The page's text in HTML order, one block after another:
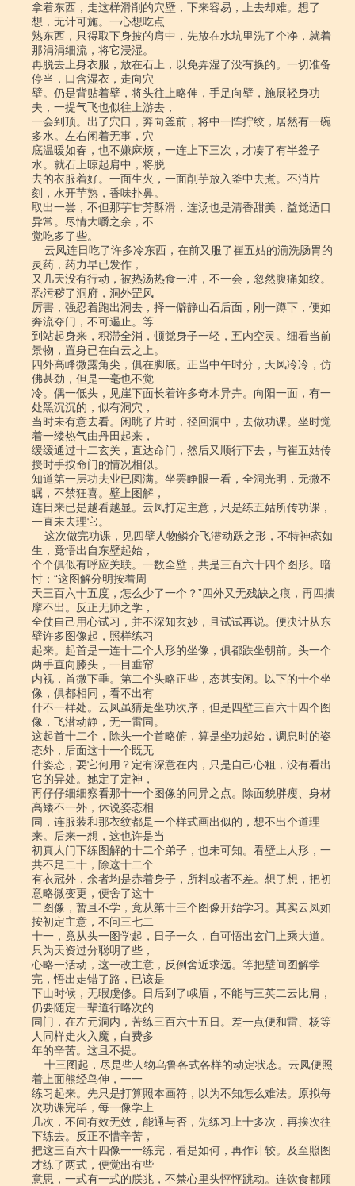
拿着东西，走这样滑削的穴壁，下来容易，上去却难。想了
想，无计可施。一心想吃点
熟东西，只得取下身披的肩中，先放在水坑里洗了个净，就着
那涓涓细流，将它浸湿。
再脱去上身衣服，放在石上，以免弄湿了没有换的。一切准备
停当，口含湿衣，走向穴
壁。仍是背贴着壁，将头往上略伸，手足向壁，施展轻身功
夫，一提气飞也似往上游去，
一会到顶。出了穴口，奔向釜前，将中一阵拧绞，居然有一碗
多水。左右闲着无事，穴
底温暖如春，也不嫌麻烦，一连上下三次，才凑了有半釜子
水。就石上晾起肩中，将脱
去的衣服着好。一面生火，一面削芋放入釜中去煮。不消片
刻，水开芋熟，香味扑鼻。
取出一尝，不但那芋甘芳酥滑，连汤也是清香甜美，益觉适口
异常。尽情大嚼之余，不
觉吃多了些。
灵药，药力早已发作，
又几天没有行动，被热汤热食一冲，不一会，忽然腹痛如绞。
恐污秽了洞府，洞外罡风
厉害，强忍着跑出洞去，择一僻静山石后面，刚一蹲下，便如
奔流夺门，不可遏止。等
到站起身来，积滞全消，顿觉身子一轻，五内空灵。细看当前
景物，置身已在白云之上。
四外高峰微露角尖，俱在脚底。正当中午时分，天风冷冷，仿
佛甚劲，但是一毫也不觉
冷。偶一低头，见崖下面长着许多奇木异卉。向阳一面，有一
处黑沉沉的，似有洞穴，
当时未有意去看。闲眺了片时，径回洞中，去做功课。坐时觉
着一缕热气由丹田起来，
缓缓通过十二玄关，直达命门，然后又顺行下去，与崔五姑传
授时手按命门的情况相似。
知道第一层功夫业已圆满。坐罢睁眼一看，全洞光明，无微不
瞩，不禁狂喜。壁上图解，
连日来已是越看越显。云凤打定主意，只是练五姑所传功课，
一直未去理它。
生，竟悟出自东壁起始，
个个俱似有呼应关联。一数全壁，共是三百六十四个图形。暗
忖：“这图解分明按着周
天三百六十五度，怎么少了一个？”四外又无残缺之痕，再四揣
摩不出。反正无师之学，
全仗自己用心试习，并不深知玄妙，且试试再说。便决计从东
壁许多图像起，照样练习
起来。起首是一连十二个人形的坐像，俱都跌坐朝前。头一个
两手直向膝头，一目垂帘
内视，首微下垂。第二个头略正些，态甚安闲。以下的十个坐
像，俱都相同，看不出有
什不一样处。云凤虽猜是坐功次序，但是四壁三百六十四个图
像，飞潜动静，无一雷同。
这起首十二个，除头一个首略俯，算是坐功起始，调息时的姿
态外，后面这十一个既无
什姿态，要它何用？定有深意在内，只是自己心粗，没有看出
它的异处。她定了定神，
再仔仔细细察看那十一个图像的同异之点。除面貌胖瘦、身材
高矮不一外，休说姿态相
同，连服装和那衣纹都是一个样式画出似的，想不出个道理
来。后来一想，这也许是当
初真人门下练图解的十二个弟子，也未可知。看壁上人形，一
共不足二十，除这十二个
有衣冠外，余者均是赤着身子，所料或者不差。想了想，把初
意略微变更，便舍了这十
二图像，暂且不学，竟从第十三个图像开始学习。其实云凤如
按初定主意，不问三七二
十一，竟从头一图学起，日子一久，自可悟出玄门上乘大道。
只为天资过分聪明了些，
心略一活动，这一改主意，反倒舍近求远。等把壁间图解学
完，悟出走错了路，已该是
下山时候，无暇虔修。日后到了峨眉，不能与三英二云比肩，
仍要随定一辈道行略次的
同门，在左元洞内，苦练三百六十五日。差一点便和雷、杨等
人同样走火入魔，白费多
年的辛苦。这且不提。
着上面熊经鸟伸，一一
练习起来。先只是打算照本画符，以为不知怎么难法。原拟每
次功课完毕，每一像学上
几次，不问有效无效，能通与否，先练习上十多次，再挨次往
下练去。反正不惜辛苦，
把这三百六十四像一一练完，看是如何，再作计较。及至照图
才练了两式，便觉出有些
意思，一式有一式的朕兆，不禁心里头怦怦跳动。连饮食都顾